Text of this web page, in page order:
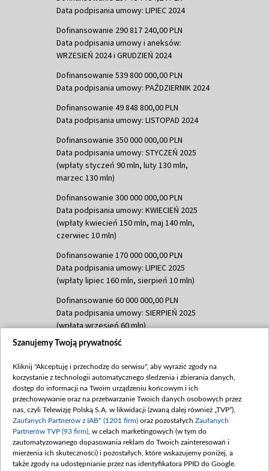
Data podpisania umowy: LIPIEC 2024
Dofinansowanie 290 817 240,00 PLN
Data podpisania umowy i aneksów:
WRZESIEŃ 2024 i GRUDZIEŃ 2024
Dofinansowanie 539 800 000,00 PLN
Data podpisania umowy: PAŹDZIERNIK 2024
Dofinansowanie 49 848 800,00 PLN
Data podpisania umowy: LISTOPAD 2024
Dofinansowanie 350 000 000,00 PLN
Data podpisania umowy: STYCZEŃ 2025
(wpłaty styczeń 90 mln, luty 130 mln,
marzec 130 mln)
Dofinansowanie 300 000 000,00 PLN
Data podpisania umowy: KWIECIEŃ 2025
(wpłaty kwiecień 150 mln, maj 140 mln,
czerwiec 10 mln)
Dofinansowanie 170 000 000,00 PLN
Data podpisania umowy: LIPIEC 2025
(wpłaty lipiec 160 mln, sierpień 10 mln)
Dofinansowanie 60 000 000,00 PLN
Data podpisania umowy: SIERPIEŃ 2025
(wpłata wrzesień 60 mln)
Dofinansowanie 635 783 051,21 PLN
(wpłata wrzesień 100 mln, październik 350
mln, listopad 265 mln)
Dofinansowanie 48 862 000,00 PLN
Data podpisania umowy: GRUDZIEŃ 2025
(wpłata grudzień 60,548 mln)
Dofinansowanie 900 000 000,00 PLN
Data podpisania umowy: LUTY 2026 (wpłata
Szanujemy Twoją prywatność
Kliknij "Akceptuję i przechodzę do serwisu", aby wyrazić zgody na
korzystanie z technologii automatycznego śledzenia i zbierania danych,
dostęp do informacji na Twoim urządzeniu końcowym i ich
przechowywanie oraz na przetwarzanie Twoich danych osobowych przez
nas, czyli Telewizję Polską S.A. w likwidacji (zwaną dalej również „TVP”),
Zaufanych Partnerów z IAB* (1201 firm) oraz pozostałych Zaufanych
Partnerów TVP (93 firm) , w celach marketingowych (w tym do
zautomatyzowanego dopasowania reklam do Twoich zainteresowań i
mierzenia ich skuteczności) i pozostałych, które wskazujemy poniżej, a
także zgody na udostępnianie przez nas identyfikatora PPID do Google.